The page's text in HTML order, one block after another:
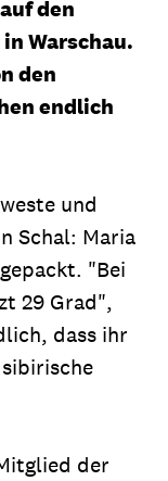
den
Warschau.
den
endlich
und
Schal: Maria
"Bei
29 Grad",
dass ihr
der